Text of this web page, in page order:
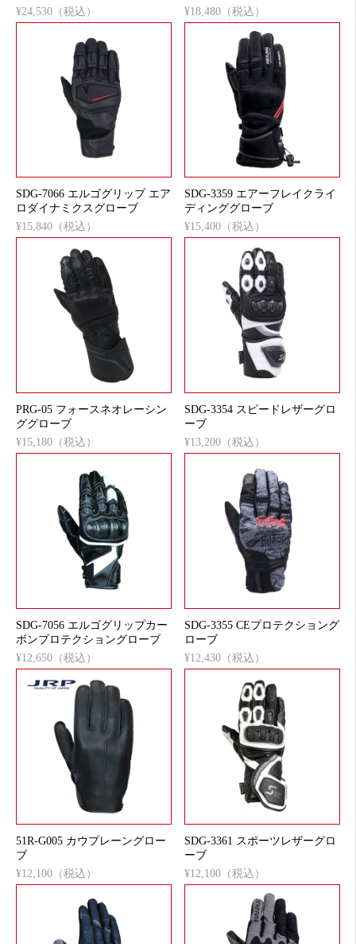
¥24,530（税込）
¥18,480（税込）
SDG-7066 エルゴグリップ エア
ロダイナミクスグローブ
¥15,840（税込）
SDG-3359 エアーフレイクライ
ディンググローブ
¥15,400（税込）
PRG-05 フォースネオレーシン
ググローブ
¥15,180（税込）
SDG-3354 スピードレザーグロ
ーブ
¥13,200（税込）
SDG-7056 エルゴグリップカー
ボンプロテクショングローブ
¥12,650（税込）
SDG-3355 CEプロテクショング
ローブ
¥12,430（税込）
51R-G005 カウプレーングロー
ブ
¥12,100（税込）
SDG-3361 スポーツレザーグロ
ーブ
¥12,100（税込）